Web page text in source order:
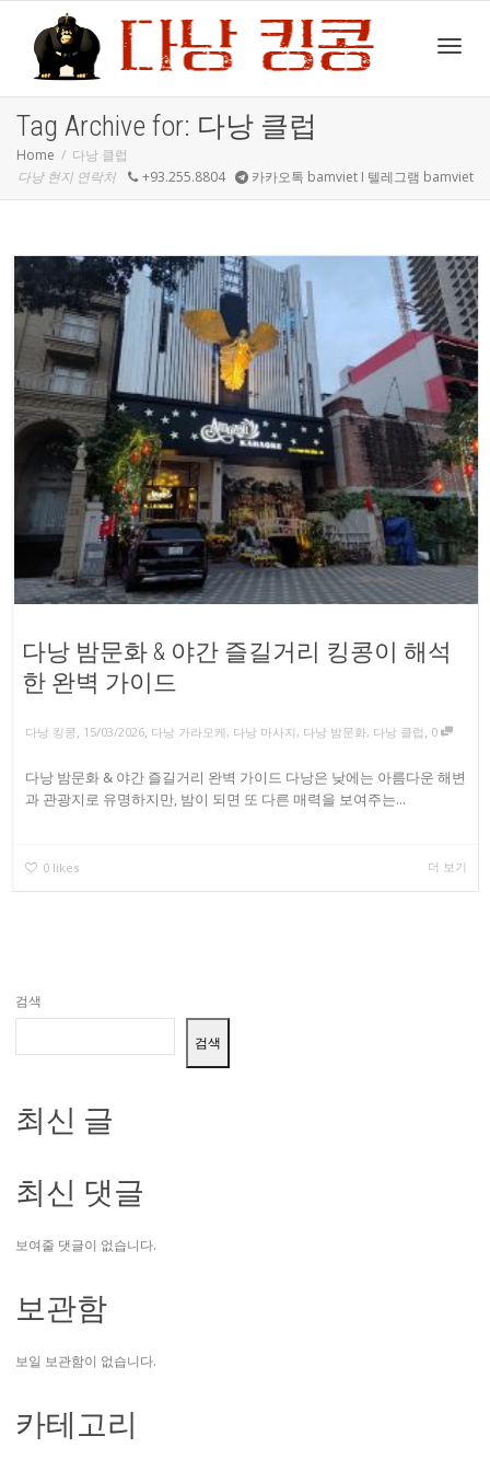
Tag Archive for: 다낭 클럽
Home
다낭 클럽
다낭 현지 연락처
+93.255.8804 카카오톡 bamviet I 텔레그램 bamviet
다낭 밤문화 & 야간 즐길거리 킹콩이 해석
한 완벽 가이드
다낭 킹콩, 15/03/2026, 다낭 가라오케, 다낭 마사지 , 다낭 밤문화, 다낭 클럽 , 0
다낭 밤문화 & 야간 즐길거리 완벽 가이드 다낭은 낮에는 아름다운 해변
과 관광지로 유명하지만, 밤이 되면 또 다른 매력을 보여주는...
0 likes 더 보기
검색
검색
최신 글
최신 댓글
보여줄 댓글이 없습니다.
보관함
보일 보관함이 없습니다.
카테고리